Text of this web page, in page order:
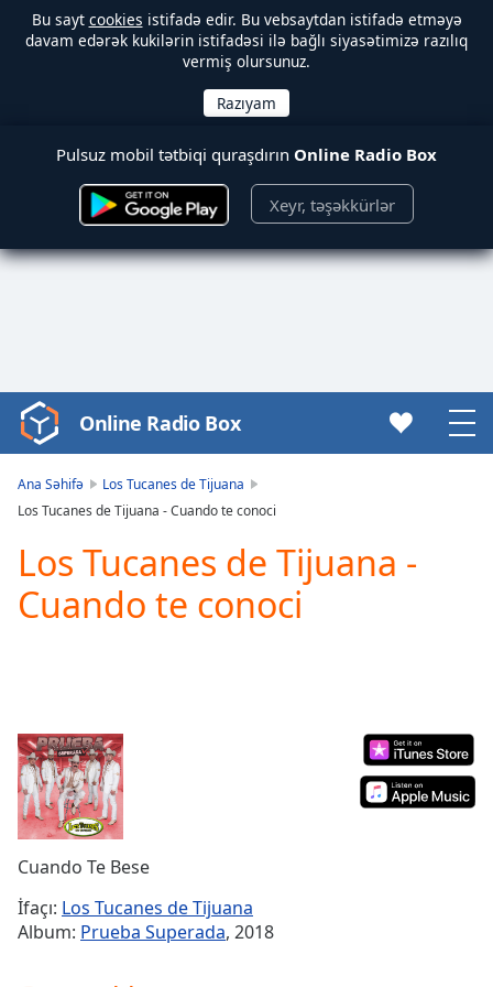
Bu sayt cookies istifadə edir. Bu vebsaytdan istifadə etməyə
davam edərək kukilərin istifadəsi ilə bağlı siyasətimizə razılıq
vermiş olursunuz.
Pulsuz mobil tətbiqi quraşdırın Online Radio Box
Xeyr, təşəkkürlər
Video
Player
loading.
Video
Play
Skip
Backward
Time0:00
Duration-:-
Loaded:
0.00%
TypeLIVE
Seek to
live,
currently
Online Radio Box
Ana Səhifə
Los Tucanes de Tijuana
Los Tucanes de Tijuana - Cuando te conoci
Los Tucanes de Tijuana -
Cuando te conoci
Cuando Te Bese
İfaçı: Los Tucanes de Tijuana
Album: Prueba Superada, 2018